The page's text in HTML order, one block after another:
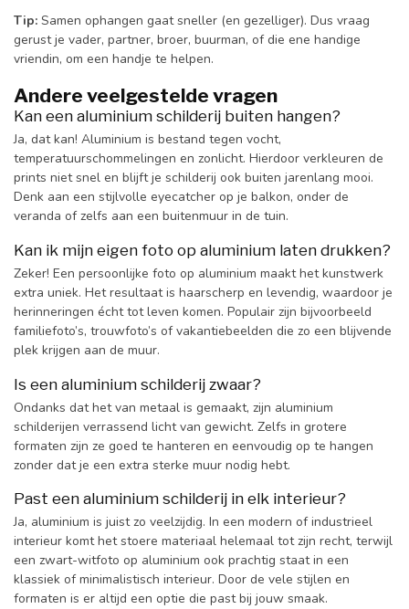
Tip: Samen ophangen gaat sneller (en gezelliger). Dus vraag
gerust je vader, partner, broer, buurman, of die ene handige
vriendin, om een handje te helpen.
Andere veelgestelde vragen
Kan een aluminium schilderij buiten hangen?
Ja, dat kan! Aluminium is bestand tegen vocht,
temperatuurschommelingen en zonlicht. Hierdoor verkleuren de
prints niet snel en blijft je schilderij ook buiten jarenlang mooi.
Denk aan een stijlvolle eyecatcher op je balkon, onder de
veranda of zelfs aan een buitenmuur in de tuin.
Kan ik mijn eigen foto op aluminium laten drukken?
Zeker! Een persoonlijke foto op aluminium maakt het kunstwerk
extra uniek. Het resultaat is haarscherp en levendig, waardoor je
herinneringen écht tot leven komen. Populair zijn bijvoorbeeld
familiefoto’s, trouwfoto’s of vakantiebeelden die zo een blijvende
plek krijgen aan de muur.
Is een aluminium schilderij zwaar?
Ondanks dat het van metaal is gemaakt, zijn aluminium
schilderijen verrassend licht van gewicht. Zelfs in grotere
formaten zijn ze goed te hanteren en eenvoudig op te hangen
zonder dat je een extra sterke muur nodig hebt.
Past een aluminium schilderij in elk interieur?
Ja, aluminium is juist zo veelzijdig. In een modern of industrieel
interieur komt het stoere materiaal helemaal tot zijn recht, terwijl
een zwart-witfoto op aluminium ook prachtig staat in een
klassiek of minimalistisch interieur. Door de vele stijlen en
formaten is er altijd een optie die past bij jouw smaak.